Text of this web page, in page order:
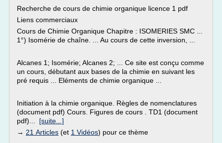
Recherche de cours de chimie organique licence 1 pdf
Liens commerciaux
Cours de Chimie Organique Chapitre : ISOMERIES SMC ...
1°) Isomérie de chaîne. ... Au cours de cette inversion, ...
Alcanes 1; Isomérie; Alcanes 2; ... Ce site est conçu comme
un cours, débutant aux bases de la chimie en suivant les
pré requis ... Eléments de chimie organique ...
Initiation à la chimie organique. Règles de nomenclatures
(document pdf) Cours. Figures de cours . TD1 (document
pdf)... [suite...]
→ 21 Articles (et 1 Vidéos) pour ce thème